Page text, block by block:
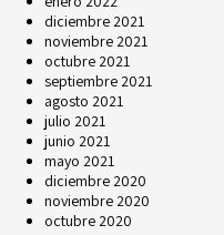
diciembre 2021
noviembre 2021
octubre 2021
septiembre 2021
agosto 2021
julio 2021
junio 2021
mayo 2021
diciembre 2020
noviembre 2020
octubre 2020